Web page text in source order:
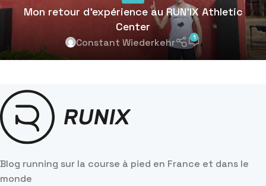
Mon retour d’expérience au RUN’IX Athletic
Center
Constant Wiederkehr 1
Blog running sur la course à pied en France et dans le
monde